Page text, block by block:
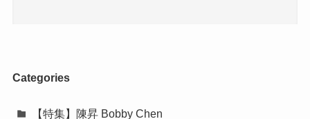
Categories
【特集】陳昇 Bobby Chen